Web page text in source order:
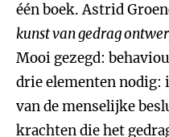
één boek. Astrid
kunst van gedrag
Mooi gezegd:
drie elementen
van de menselijke
krachten die het